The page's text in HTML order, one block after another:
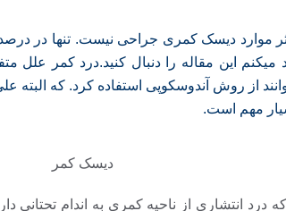
موارد دیسک کمری جراحی نیست. تنها در
میکنم این مقاله را دنبال کنید.درد کمر علل
از روش آ ندوسکوپی استفاده کرد. که البته
مهم است.
درد انتشاری از ناحیه کمری به اندام